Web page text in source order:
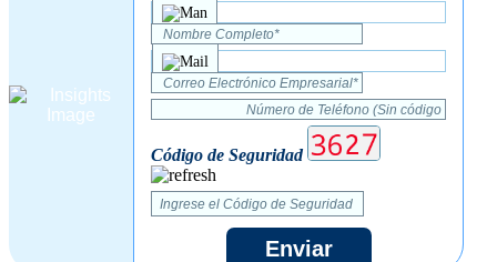
Código de Seguridad
Enviar